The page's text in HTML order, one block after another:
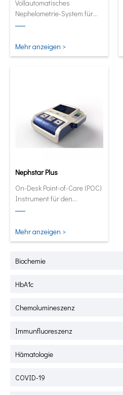
Vollautomatisches
Nephelometrie-System für
Labors mit mittlerer bis hoher
Mehr anzeigen >
Nephstar Plus
On-Desk Point-of-Care (POC)
Instrument für den
Schnelltest von HbA1C, CRP,
Mehr anzeigen >
Biochemie
HbA1c
Chemolumineszenz
Immunfluoreszenz
Hämatologie
COVID-19